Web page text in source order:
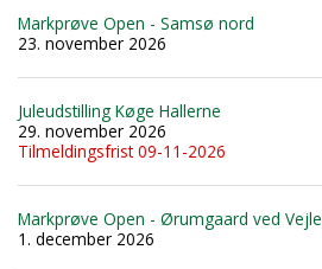
Markprøve Open - Samsø nord
23. november 2026
Juleudstilling Køge Hallerne
29. november 2026
Tilmeldingsfrist 09-11-2026
Markprøve Open - Ørumgaard ved Vejle
1. december 2026